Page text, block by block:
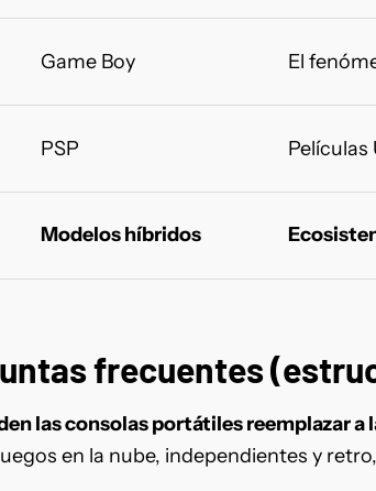
Game Boy El
PSP Películas
Modelos híbridos
frecuentes
las consolas portátiles reemplazar a
en la nube, independientes y